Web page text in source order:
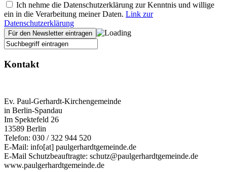
Ich nehme die Datenschutzerklärung zur Kenntnis und willige
ein in die Verarbeitung meiner Daten. Link zur
Datenschutzerklärung
Kontakt
Ev. Paul-Gerhardt-Kirchengemeinde
in Berlin-Spandau
Im Spektefeld 26
13589 Berlin
Telefon: 030 / 322 944 520
E-Mail: info[at] paulgerhardtgemeinde.de
E-Mail Schutzbeauftragte: schutz@paulgerhardtgemeinde.de
www.paulgerhardtgemeinde.de